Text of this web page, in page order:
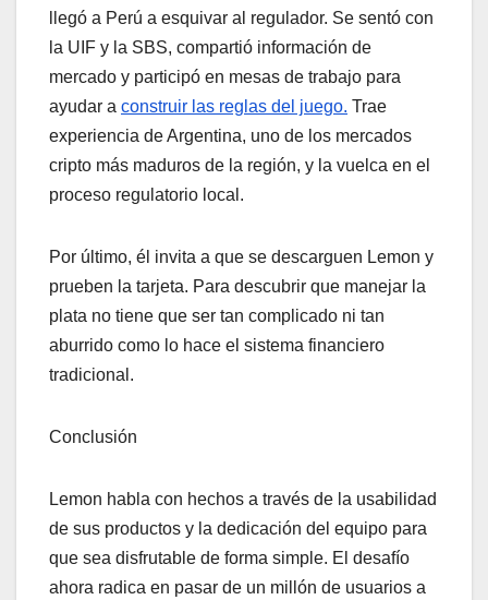
llegó a Perú a esquivar al regulador. Se sentó con
la UIF y la SBS, compartió información de
mercado y participó en mesas de trabajo para
ayudar a construir las reglas del juego. Trae
experiencia de Argentina, uno de los mercados
cripto más maduros de la región, y la vuelca en el
proceso regulatorio local.
Por último, él invita a que se descarguen Lemon y
prueben la tarjeta. Para descubrir que manejar la
plata no tiene que ser tan complicado ni tan
aburrido como lo hace el sistema financiero
tradicional.
Conclusión
Lemon habla con hechos a través de la usabilidad
de sus productos y la dedicación del equipo para
que sea disfrutable de forma simple. El desafío
ahora radica en pasar de un millón de usuarios a